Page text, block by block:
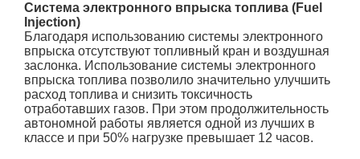
Система электронного впрыска топлива (Fuel
Injection)
Благодаря использованию системы электронного
впрыска отсутствуют топливный кран и воздушная
заслонка. Использование системы электронного
впрыска топлива позволило значительно улучшить
расход топлива и снизить токсичность
отработавших газов. При этом продолжительность
автономной работы является одной из лучших в
классе и при 50% нагрузке превышает 12 часов.